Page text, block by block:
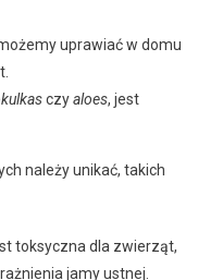
uprawiać w domu
czyaloes, jest
należy unikać, takich
toksyczna dla zwierząt,
jamy ustnej.